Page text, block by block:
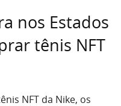
nos Estados
tênis NFT
NFT da Nike, os